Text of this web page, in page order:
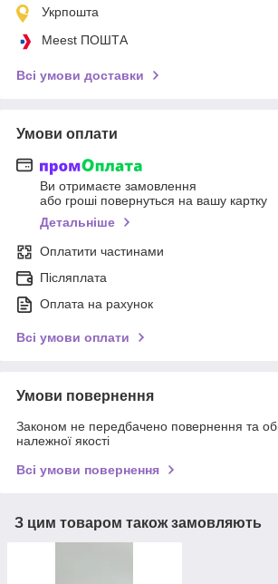
Укрпошта
Meest ПОШТА
Всі умови доставки
Умови оплати
Ви отримаєте замовлення
або гроші повернуться на вашу картку
Детальніше
Оплатити частинами
Післяплата
Оплата на рахунок
Всі умови оплати
Умови повернення
Законом не передбачено повернення та
належної якості
Всі умови повернення
З цим товаром також замовляють